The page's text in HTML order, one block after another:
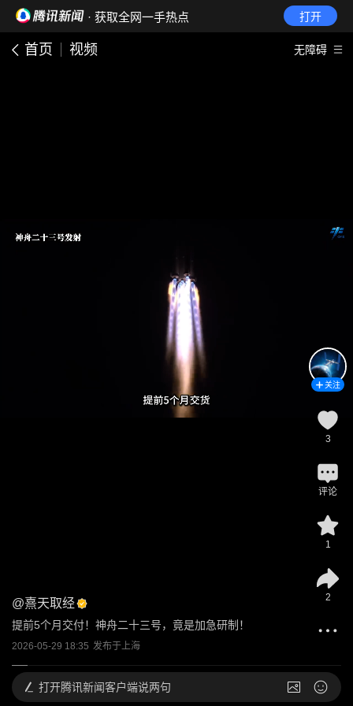
· 获取全网一手热点 打开
首页 视频 无障碍
@熹天取经
提前5个月交付！神舟二十三号，竟是加急研制！
2026-05-29 18:35 发布于上海
关注
3
评论
1
2
打开腾讯新闻客户端说两句